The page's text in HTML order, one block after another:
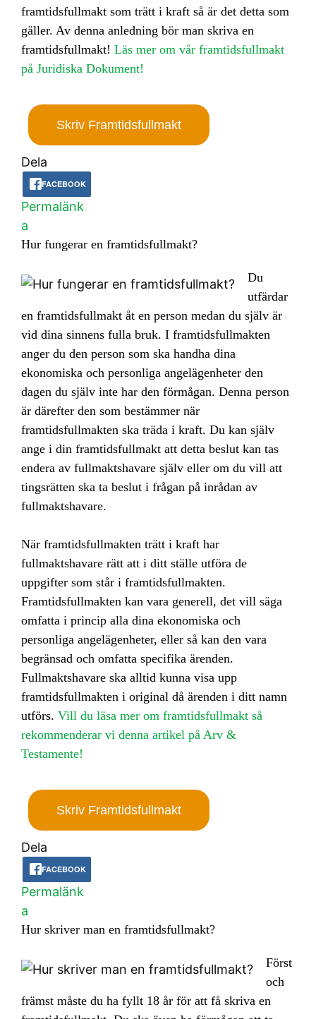
framtidsfullmakt som trätt i kraft så är det detta som
gäller. Av denna anledning bör man skriva en
framtidsfullmakt! Läs mer om vår framtidsfullmakt
på Juridiska Dokument!
Skriv Framtidsfullmakt
Dela
FACEBOOK
Permalänk
a
Hur fungerar en framtidsfullmakt?
Du
utfärdar
en framtidsfullmakt åt en person medan du själv är
vid dina sinnens fulla bruk. I framtidsfullmakten
anger du den person som ska handha dina
ekonomiska och personliga angelägenheter den
dagen du själv inte har den förmågan. Denna person
är därefter den som bestämmer när
framtidsfullmakten ska träda i kraft. Du kan själv
ange i din framtidsfullmakt att detta beslut kan tas
endera av fullmaktshavare själv eller om du vill att
tingsrätten ska ta beslut i frågan på inrådan av
fullmaktshavare.
När framtidsfullmakten trätt i kraft har
fullmaktshavare rätt att i ditt ställe utföra de
uppgifter som står i framtidsfullmakten.
Framtidsfullmakten kan vara generell, det vill säga
omfatta i princip alla dina ekonomiska och
personliga angelägenheter, eller så kan den vara
begränsad och omfatta specifika ärenden.
Fullmaktshavare ska alltid kunna visa upp
framtidsfullmakten i original då ärenden i ditt namn
utförs. Vill du läsa mer om framtidsfullmakt så
rekommenderar vi denna artikel på Arv &
Testamente!
Skriv Framtidsfullmakt
Dela
FACEBOOK
Permalänk
a
Hur skriver man en framtidsfullmakt?
Först
och
främst måste du ha fyllt 18 år för att få skriva en